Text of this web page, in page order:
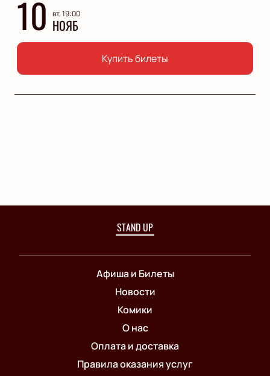
10 вт, 19:00
НОЯБ
Купить билеты
STAND UP
Афиша и Билеты
Новости
Комики
О нас
Оплата и доставка
Правила оказания услуг